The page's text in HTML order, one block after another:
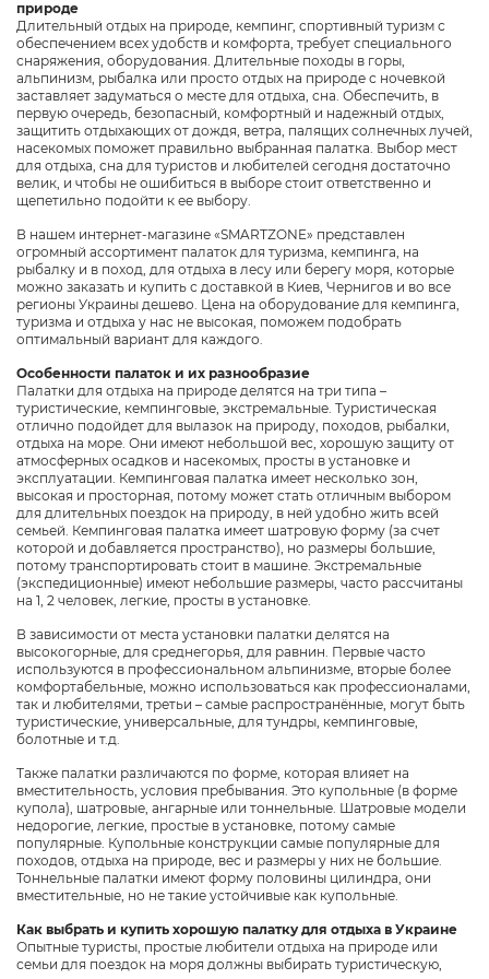
природе
Длительный отдых на природе, кемпинг, спортивный туризм с
обеспечением всех удобств и комфорта, требует специального
снаряжения, оборудования. Длительные походы в горы,
альпинизм, рыбалка или просто отдых на природе с ночевкой
заставляет задуматься о месте для отдыха, сна. Обеспечить, в
первую очередь, безопасный, комфортный и надежный отдых,
защитить отдыхающих от дождя, ветра, палящих солнечных лучей,
насекомых поможет правильно выбранная палатка. Выбор мест
для отдыха, сна для туристов и любителей сегодня достаточно
велик, и чтобы не ошибиться в выборе стоит ответственно и
щепетильно подойти к ее выбору.
В нашем интернет-магазине «SMARTZONE» представлен
огромный ассортимент палаток для туризма, кемпинга, на
рыбалку и в поход, для отдыха в лесу или берегу моря, которые
можно заказать и купить с доставкой в Киев, Чернигов и во все
регионы Украины дешево. Цена на оборудование для кемпинга,
туризма и отдыха у нас не высокая, поможем подобрать
оптимальный вариант для каждого.
Особенности палаток и их разнообразие
Палатки для отдыха на природе делятся на три типа –
туристические, кемпинговые, экстремальные. Туристическая
отлично подойдет для вылазок на природу, походов, рыбалки,
отдыха на море. Они имеют небольшой вес, хорошую защиту от
атмосферных осадков и насекомых, просты в установке и
эксплуатации. Кемпинговая палатка имеет несколько зон,
высокая и просторная, потому может стать отличным выбором
для длительных поездок на природу, в ней удобно жить всей
семьей. Кемпинговая палатка имеет шатровую форму (за счет
которой и добавляется пространство), но размеры большие,
потому транспортировать стоит в машине. Экстремальные
(экспедиционные) имеют небольшие размеры, часто рассчитаны
на 1, 2 человек, легкие, просты в установке.
В зависимости от места установки палатки делятся на
высокогорные, для среднегорья, для равнин. Первые часто
используются в профессиональном альпинизме, вторые более
комфортабельные, можно использоваться как профессионалами,
так и любителями, третьи – самые распространённые, могут быть
туристические, универсальные, для тундры, кемпинговые,
болотные и т.д.
Также палатки различаются по форме, которая влияет на
вместительность, условия пребывания. Это купольные (в форме
купола), шатровые, ангарные или тоннельные. Шатровые модели
недорогие, легкие, простые в установке, потому самые
популярные. Купольные конструкции самые популярные для
походов, отдыха на природе, вес и размеры у них не большие.
Тоннельные палатки имеют форму половины цилиндра, они
вместительные, но не такие устойчивые как купольные.
Как выбрать и купить хорошую палатку для отдыха в Украине
Опытные туристы, простые любители отдыха на природе или
семьи для поездок на моря должны выбирать туристическую,